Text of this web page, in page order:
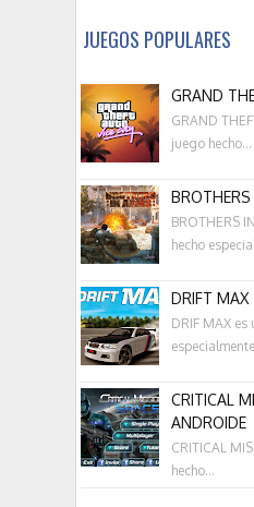
JUEGOS POPULARES
GRAND
GRAND
juego hecho...
BROTHERS
hecho
DRIFT MAX
DRIF MAX es
CRITICAL
ANDROIDE
CRITICAL
hecho...